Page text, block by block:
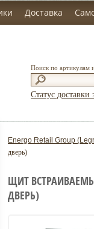
Доставка
Поиск по артикулам
Статус доставки
Energo Retail Group
дверь)
ЩИТ
ДВЕРЬ)